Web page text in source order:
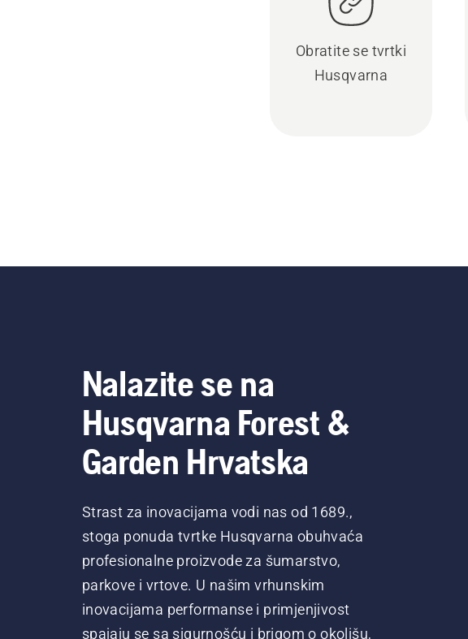
Obratite se tvrtki
Husqvarna
Nalazite se na
Husqvarna Forest &
Garden Hrvatska
Strast za inovacijama vodi nas od 1689.,
stoga ponuda tvrtke Husqvarna obuhvaća
profesionalne proizvode za šumarstvo,
parkove i vrtove. U našim vrhunskim
inovacijama performanse i primjenjivost
spajaju se sa sigurnošću i brigom o okolišu,